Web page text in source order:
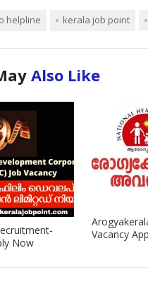
helpline kerala job point
Also Like
Now
Vacancy